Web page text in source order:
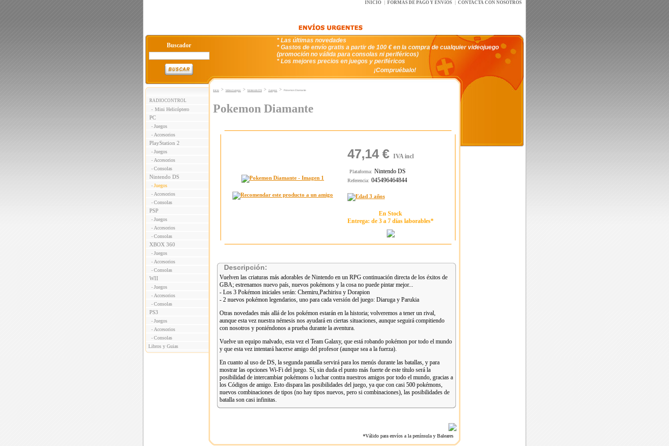
INICIO FORMAS DE PAGO Y ENVíOS CONTACTA CON NOSOTROS
Buscador
* Las últimas novedades
* Gastos de envío gratis a partir de 100 € en la compra de cualquier videojuego
(promoción no válida para consolas ni periféricos)
* Los mejores precios en juegos y periféricos
¡Compruébalo!
RADIOCONTROL
- Mini Helicóptero
PC
- Juegos
- Accesorios
PlayStation 2
- Juegos
- Accesorios
- Consolas
Nintendo DS
- Juegos
- Accesorios
- Consolas
PSP
- Juegos
- Accesorios
- Consolas
XBOX 360
- Juegos
- Accesorios
- Consolas
WII
- Juegos
- Accesorios
- Consolas
PS3
- Juegos
- Accesorios
- Consolas
Libros y Guias
Inicio > VideoJuegos > Nintendo DS > Juegos > Pokemon Diamante
Pokemon Diamante
47,14 € IVA incl
Plataforma: Nintendo DS
Referencia: 045496464844
En Stock
Entrega: de 3 a 7 días laborables*
Descripción:
Vuelven las criaturas más adorables de Nintendo en un RPG continuación directa de los éxitos de
GBA; estrenamos nuevo país, nuevos pokémons y la cosa no puede pintar mejor...
- Los 3 Pokémon iniciales serán: Chemiru,Pachirisu y Dorapion
- 2 nuevos pokémon legendarios, uno para cada versión del juego: Diaruga y Parukia
Otras novedades más allá de los pokémon estarán en la historia; volveremos a tener un rival,
aunque esta vez nuestra némesis nos ayudará en ciertas situaciones, aunque seguirá compitiendo
con nosotros y poniéndonos a prueba durante la aventura.
Vuelve un equipo malvado, esta vez el Team Galaxy, que está robando pokémon por todo el mundo
y que esta vez intentará hacerse amigo del profesor (aunque sea a la fuerza).
En cuanto al uso de DS, la segunda pantalla servirá para los menús durante las batallas, y para
mostrar las opciones Wi-Fi del juego. Sí, sin duda el punto más fuerte de este título será la
posibilidad de intercambiar pokémons o luchar contra nuestros amigos por todo el mundo, gracias a
los Códigos de amigo. Esto dispara las posibilidades del juego, ya que con casi 500 pokémons,
nuevos combinaciones de tipos (no hay tipos nuevos, pero si combinaciones), las posibilidades de
batalla son casi infinitas.
*Válido para envíos a la península y Baleares